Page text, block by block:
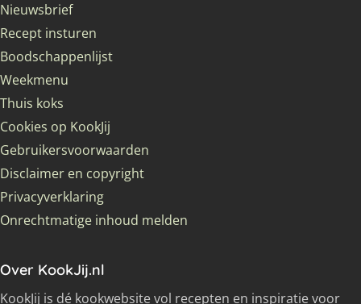
Nieuwsbrief
Recept insturen
Boodschappenlijst
Weekmenu
Thuis koks
Cookies op KookJij
Gebruikersvoorwaarden
Disclaimer en copyright
Privacyverklaring
Onrechtmatige inhoud melden
Over KookJij.nl
KookJij is dé kookwebsite vol recepten en inspiratie voor